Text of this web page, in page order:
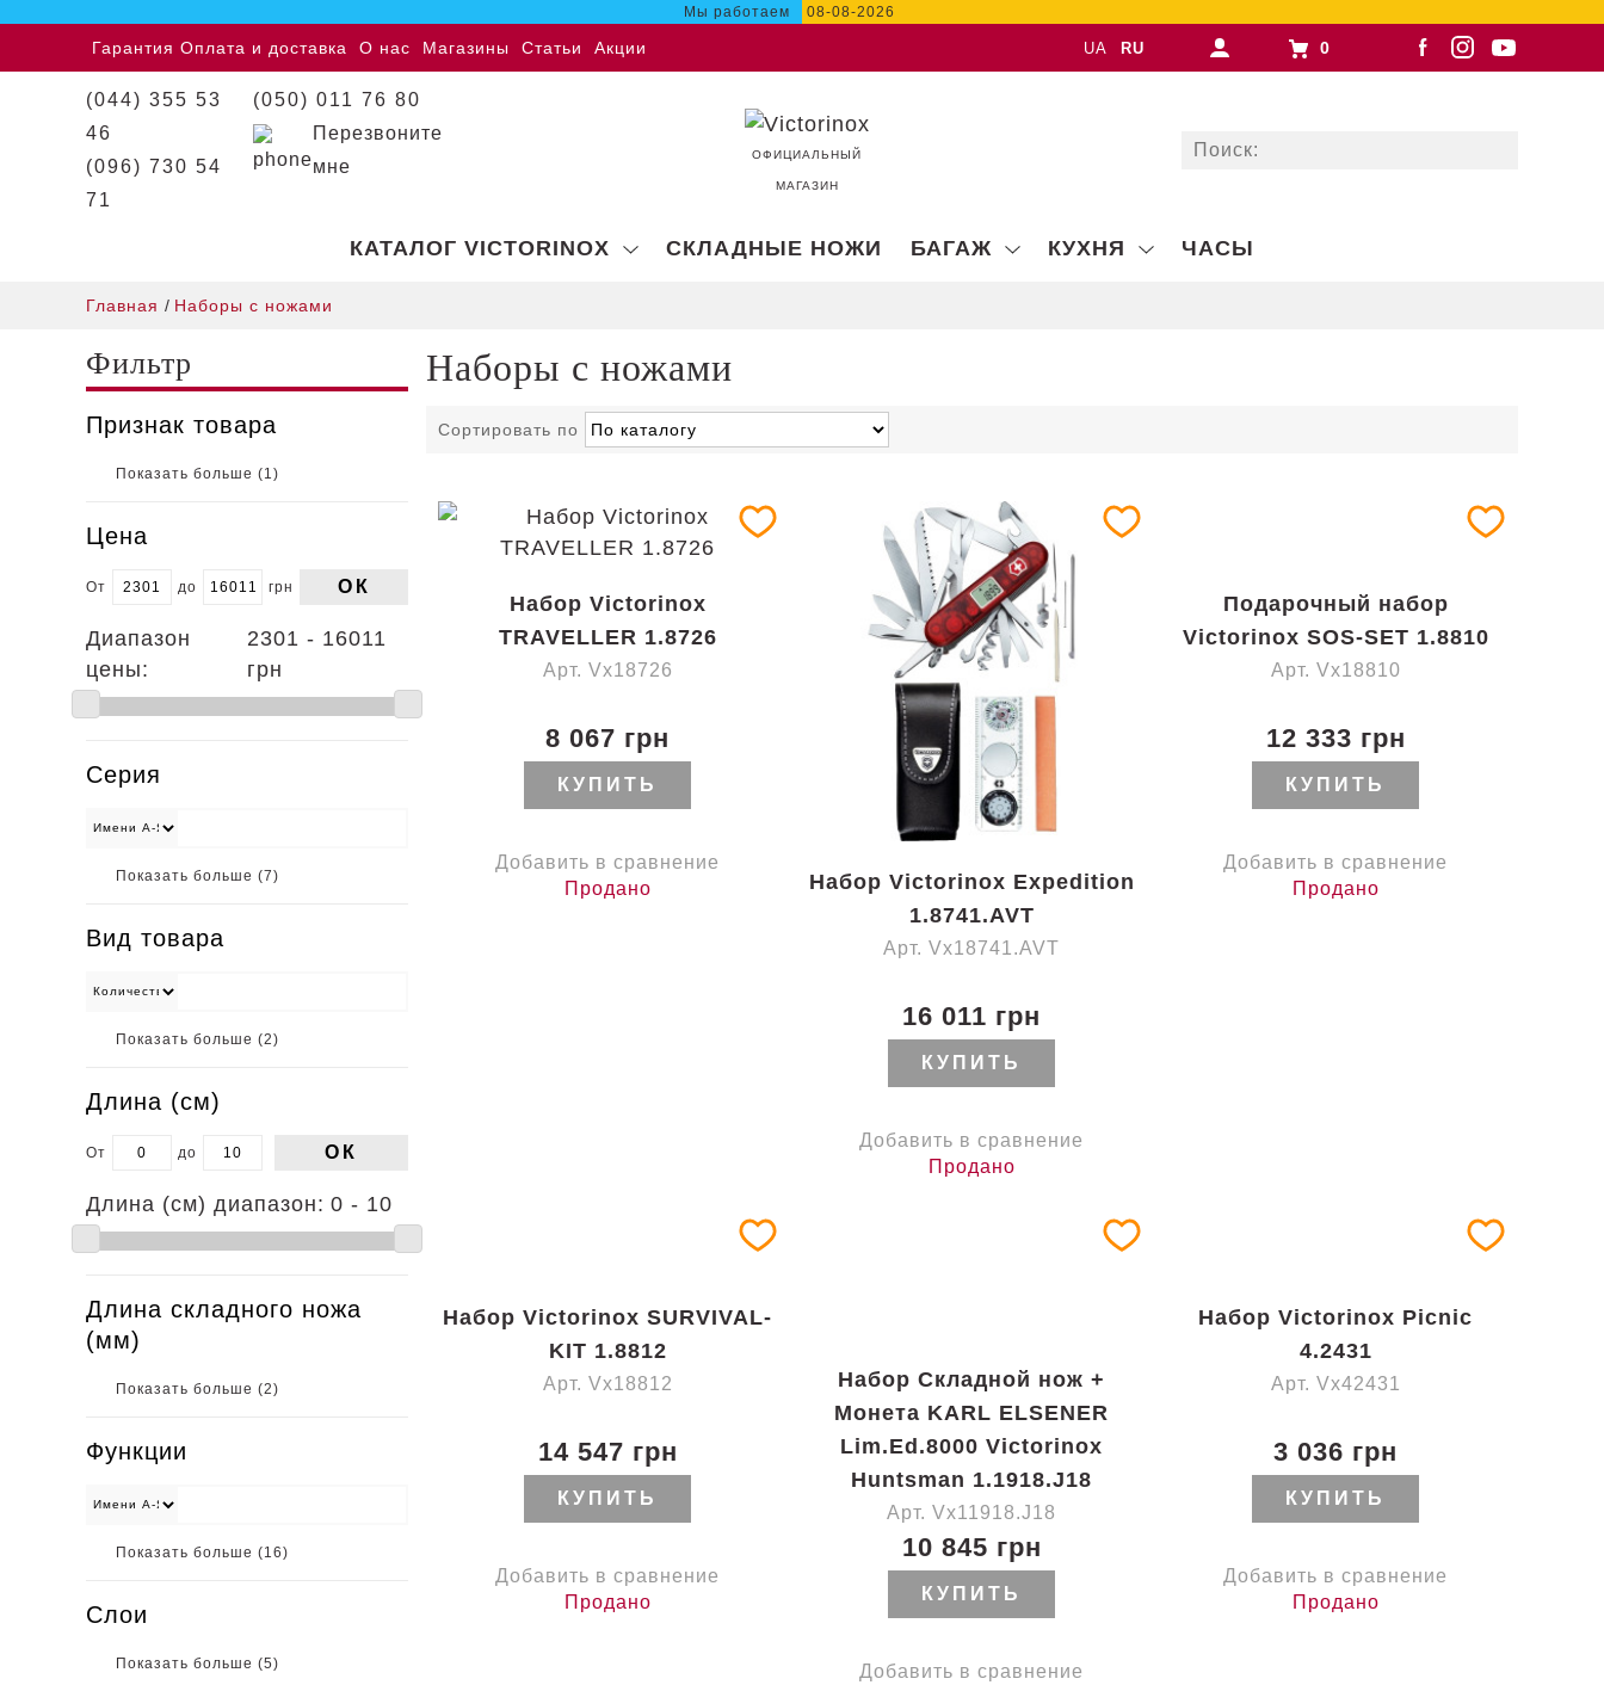
Мы работаем 08-08-2026
Гарантия Оплата и доставка О нас Магазины Статьи Акции UA RU 0
(044) 355 53
46
(096) 730 54
71
(050) 011 76 80
Перезвоните
мне
ОФИЦИАЛЬНЫЙ
МАГАЗИН
КАТАЛОГ VICTORINOX СКЛАДНЫЕ НОЖИ БАГАЖ КУХНЯ ЧАСЫ
Главная / Наборы с ножами
Фильтр
Признак товара
Показать больше (1)
Цена
От до грн ОК
Диапазон
цены:
2301 - 16011
грн
Серия
Показать больше (7)
Вид товара
Показать больше (2)
Длина (cм)
От до ОК
Длина (cм) диапазон: 0 - 10
Длина складного ножа
(мм)
Показать больше (2)
Функции
Показать больше (16)
Слои
Показать больше (5)
Наборы с ножами
Сортировать по
Набор Victorinox
TRAVELLER 1.8726
Арт. Vx18726
8 067 грн
КУПИТЬ
Добавить в сравнение
Продано
Набор Victorinox Expedition
1.8741.AVT
Арт. Vx18741.AVT
16 011 грн
КУПИТЬ
Добавить в сравнение
Продано
Подарочный набор
Victorinox SOS-SET 1.8810
Арт. Vx18810
12 333 грн
КУПИТЬ
Добавить в сравнение
Продано
Набор Victorinox SURVIVAL-
KIT 1.8812
Арт. Vx18812
14 547 грн
КУПИТЬ
Добавить в сравнение
Продано
Набор Складной нож +
Монета KARL ELSENER
Lim.Ed.8000 Victorinox
Huntsman 1.1918.J18
Арт. Vx11918.J18
10 845 грн
КУПИТЬ
Добавить в сравнение
Набор Victorinox Picnic
4.2431
Арт. Vx42431
3 036 грн
КУПИТЬ
Добавить в сравнение
Продано